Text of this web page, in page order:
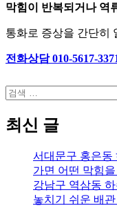
막힘이 반복되거나 역
통화로 증상을 간단히
전화상담 010-5617-
최신 글
서대문구 홍은동
가면 어떤 막힘
강남구 역삼동
놓치기 쉬운 배